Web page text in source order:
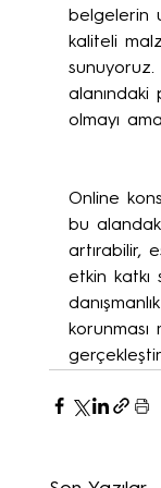
belgelerin
kaliteli
alanındaki
olmayı
Online
bu
artırabilir,
etkin katkı
korunması